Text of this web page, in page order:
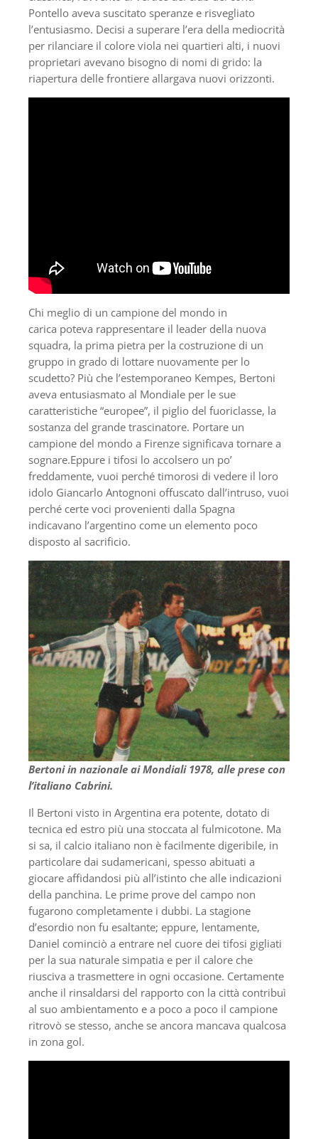
Pontello aveva suscitato speranze e risvegliato
l’entusiasmo. Decisi a superare l’era della mediocrità
per rilanciare il colore viola nei quartieri alti, i nuovi
proprietari avevano bisogno di nomi di grido: la
riapertura delle frontiere allargava nuovi orizzonti.
Chi meglio di un campione del mondo in
carica poteva rappresentare il leader della nuova
squadra, la prima pietra per la costruzione di un
gruppo in grado di lottare nuovamente per lo
scudetto? Più che l’estemporaneo Kempes, Bertoni
aveva entusiasmato al Mondiale per le sue
caratteristiche “europee”, il piglio del fuoriclasse, la
sostanza del grande trascinatore. Portare un
campione del mondo a Firenze significava tornare a
sognare.Eppure i tifosi lo accolsero un po’
freddamente, vuoi perché timorosi di vedere il loro
idolo Giancarlo Antognoni offuscato dall’intruso, vuoi
perché certe voci provenienti dalla Spagna
indicavano l’argentino come un elemento poco
disposto al sacrificio.
Bertoni in nazionale ai Mondiali 1978, alle prese con
l’italiano Cabrini.
Il Bertoni visto in Argentina era potente, dotato di
tecnica ed estro più una stoccata al fulmicotone. Ma
si sa, il calcio italiano non è facilmente digeribile, in
particolare dai sudamericani, spesso abituati a
giocare affidandosi più all’istinto che alle indicazioni
della panchina. Le prime prove del campo non
fugarono completamente i dubbi. La stagione
d’esordio non fu esaltante; eppure, lentamente,
Daniel cominciò a entrare nel cuore dei tifosi gigliati
per la sua naturale simpatia e per il calore che
riusciva a trasmettere in ogni occasione. Certamente
anche il rinsaldarsi del rapporto con la città contribuì
al suo ambientamento e a poco a poco il campione
ritrovò se stesso, anche se ancora mancava qualcosa
in zona gol.